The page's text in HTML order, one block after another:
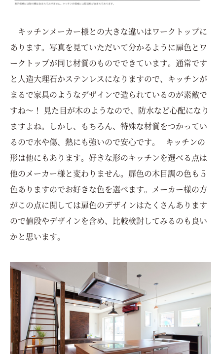
キッチンメーカー様との大きな違いはワークトップに
あります。写真を見ていただいて分かるように扉色とワ
ークトップが同じ材質のものでできています。通常です
と人造大理石かステンレスになりますので、キッチンが
まるで家具のようなデザインで造られているのが素敵で
すね～！ 見た目が木のようなので、防水など心配になり
ますよね。しかし、もちろん、特殊な材質をつかってい
るので水や傷、熱にも強いので安心です。 キッチンの
形は他にもあります。好きな形のキッチンを選べる点は
他のメーカー様と変わりません。扉色の木目調の色も５
色ありますのでお好きな色を選べます。メーカー様の方
がこの点に関しては扉色のデザインはたくさんあります
ので値段やデザインを含め、比較検討してみるのも良い
かと思います。